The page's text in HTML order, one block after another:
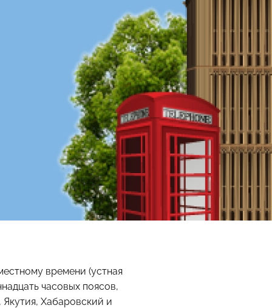
времени (устная
часовых поясов,
Хабаровский и